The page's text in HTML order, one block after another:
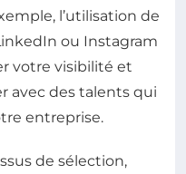
l’utilisation de
ou Instagram
votre visibilité et
avec des talents qui
entreprise.
de sélection,